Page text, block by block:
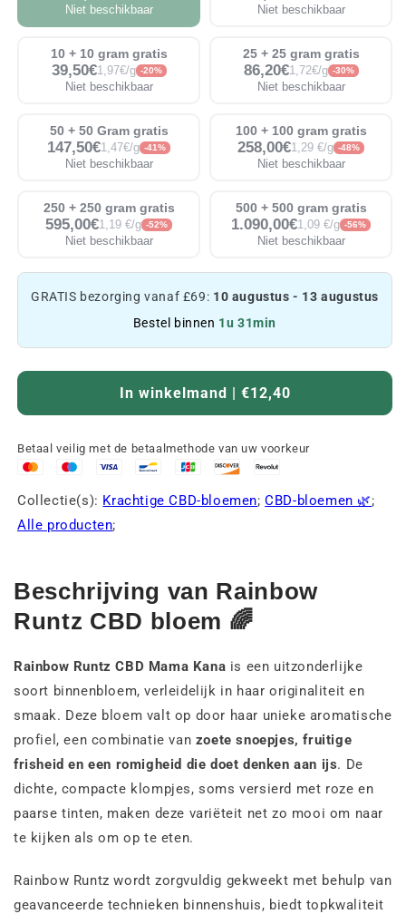
Niet beschikbaar Niet beschikbaar
10 + 10 gram gratis
39,50€1,97€/g -20%
Niet beschikbaar
25 + 25 gram gratis
86,20€1,72€/g -30%
Niet beschikbaar
50 + 50 Gram gratis
147,50€1,47€/g -41%
Niet beschikbaar
100 + 100 gram gratis
258,00€1,29 €/g -48%
Niet beschikbaar
250 + 250 gram gratis
595,00€1,19 €/g -52%
Niet beschikbaar
500 + 500 gram gratis
1.090,00€1,09 €/g -56%
Niet beschikbaar
GRATIS bezorging vanaf £69: 10 augustus - 13 augustus
Bestel binnen 1u 31min
In winkelmand | €12,40
Betaal veilig met de betaalmethode van uw voorkeur
Collectie(s): Krachtige CBD-bloemen;CBD-bloemen 🌿;
Alle producten;
Beschrijving van Rainbow
Runtz CBD bloem 🌈
Rainbow Runtz CBD Mama Kana is een uitzonderlijke
soort binnenbloem, verleidelijk in haar originaliteit en
smaak. Deze bloem valt op door haar unieke aromatische
profiel, een combinatie van zoete snoepjes, fruitige
frisheid en een romigheid die doet denken aan ijs. De
dichte, compacte klompjes, soms versierd met roze en
paarse tinten, maken deze variëteit net zo mooi om naar
te kijken als om op te eten.
Rainbow Runtz wordt zorgvuldig gekweekt met behulp van
geavanceerde technieken binnenshuis, biedt topkwaliteit